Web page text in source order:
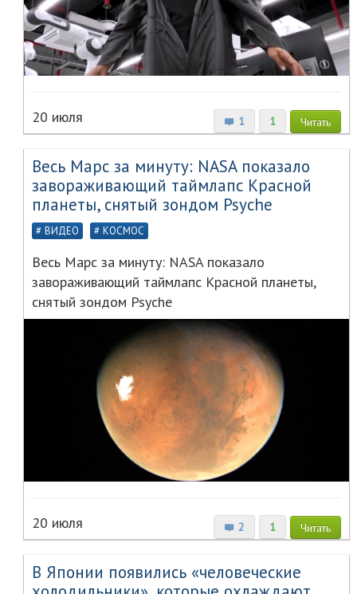
1 1 Читать
20 июля
Весь Марс за минуту: NASA показало
завораживающий таймлапс Красной
планеты, снятый зондом Psyche
ВИДЕО КОСМОС
Весь Марс за минуту: NASA показало
завораживающий таймлапс Красной планеты,
снятый зондом Psyche
2 1 Читать
20 июля
В Японии появились «человеческие